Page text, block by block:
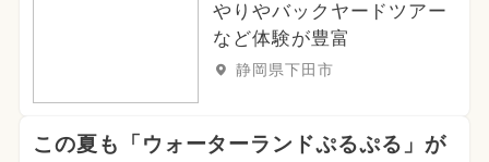
やりやバックヤードツアー
など体験が豊富
静岡県下田市
この夏も「ウォーターランドぷるぷる」が